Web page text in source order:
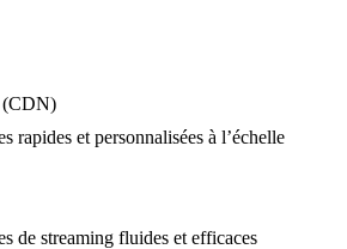
(CDN)
rapides et personnalisées à l’échelle
de streaming fluides et efficaces